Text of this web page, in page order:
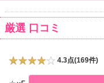
厳選 口コミ
4.3点(169件)